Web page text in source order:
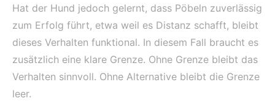
Hat der Hund jedoch gelernt, dass Pöbeln zuverlässig
zum Erfolg führt, etwa weil es Distanz schafft, bleibt
dieses Verhalten funktional. In diesem Fall braucht es
zusätzlich eine klare Grenze. Ohne Grenze bleibt das
Verhalten sinnvoll. Ohne Alternative bleibt die Grenze
leer.